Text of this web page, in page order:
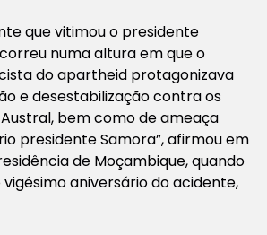
que vitimou o presidente
numa altura em que o
do apartheid protagonizava
e desestabilização contra os
bem como de ameaça
presidente Samora”, afirmou em
de Moçambique, quando
aniversário do acidente,